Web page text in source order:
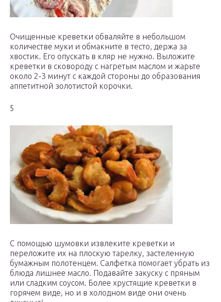
Очищенные креветки обваляйте в небольшом
количестве муки и обмакните в тесто, держа за
хвостик. Его опускать в кляр не нужно. Выложите
креветки в сковороду с нагретым маслом и жарьте
около 2-3 минут с каждой стороны до образования
аппетитной золотистой корочки.
5
С помощью шумовки извлеките креветки и
переложите их на плоскую тарелку, застеленную
бумажным полотенцем. Салфетка помогает убрать из
блюда лишнее масло. Подавайте закуску с пряным
или сладким соусом. Более хрустящие креветки в
горячем виде, но и в холодном виде они очень